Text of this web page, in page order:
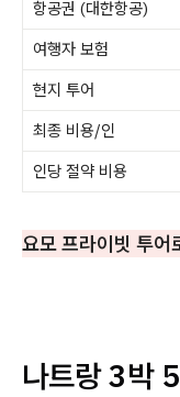
항공권 (대한항공)
여행자 보험
현지 투어
최종 비용/인
인당 절약 비용
요모 프라이빗 투
나트랑 3박